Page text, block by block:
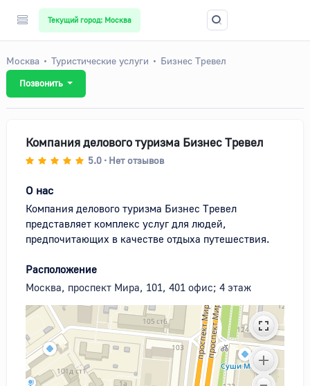
Текущий город: Москва
Москва Туристические услуги Бизнес Тревел
Позвонить
Компания делового туризма Бизнес Тревел
5.0 • Нет отзывов
О нас
Компания делового туризма Бизнес Тревел
представляет комплекс услуг для людей,
предпочитающих в качестве отдыха путешествия.
Расположение
Москва, проспект Мира, 101, 401 офис; 4 этаж